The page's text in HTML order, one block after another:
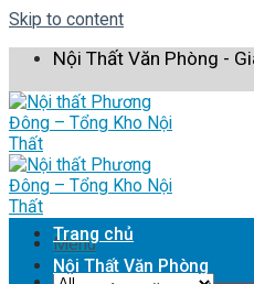
Skip to content
Nội Thất Văn Phòng -
Menu
Trang chủ
Nội Thất Văn Phòng